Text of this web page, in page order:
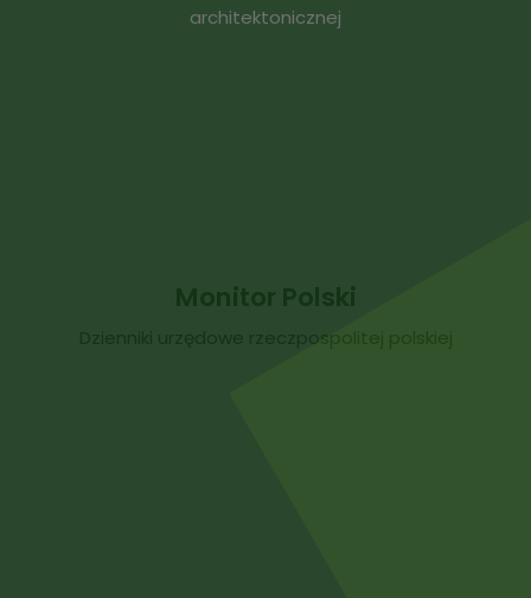
architektonicznej
Monitor Polski
Dzienniki urzędowe rzeczpospolitej polskiej